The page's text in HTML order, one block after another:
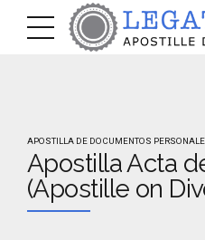
APOSTILLA DE DOCUMENTOS
Apostilla Acta
(Apostille on